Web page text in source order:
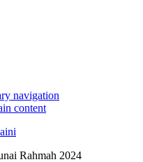
navigation
content
Rahmah 2024